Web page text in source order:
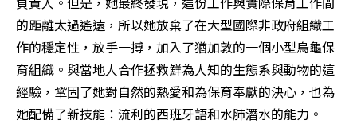
的距離太過遙遠，所以她放棄了在大型國際非政府組織工
作的穩定性，放手一搏，加入了猶加敦的一個小型烏龜保
育組織。與當地人合作拯救鮮為人知的生態系與動物的這
經驗，鞏固了她對自然的熱愛和為保育奉獻的決心，也為
她配備了新技能：流利的西班牙語和水肺潛水的能力。